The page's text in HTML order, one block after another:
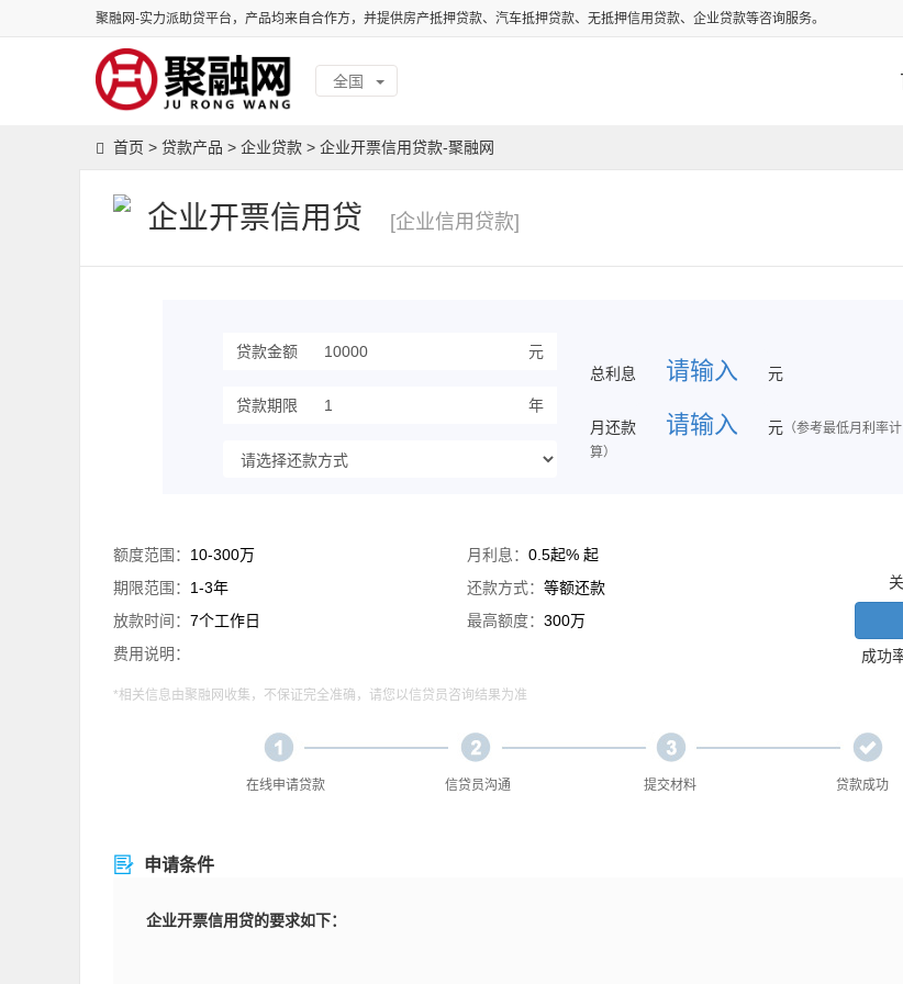
聚融网-实力派助贷平台，产品均来自合作方，并提供房产抵押贷款、汽车抵押贷款、无抵押信用贷款、企业贷款等咨询服务。
全国
首页 > 贷款产品 > 企业贷款 > 企业开票信用贷款-聚融网
企业开票信用贷 [企业信用贷款]
贷款金额 元
贷款期限 年
总利息 元
月还款 元（参考最低月利率计
算）
额度范围： 10-300万 月利息： 0.5起% 起
期限范围： 1-3年 还款方式： 等额还款
放款时间： 7个工作日 最高额度： 300万
费用说明：
*相关信息由聚融网收集，不保证完全准确，请您以信贷员咨询结果为准
成功
在线申请贷款 信贷员沟通 提交材料 贷款成功
申请条件
企业开票信用贷的要求如下：